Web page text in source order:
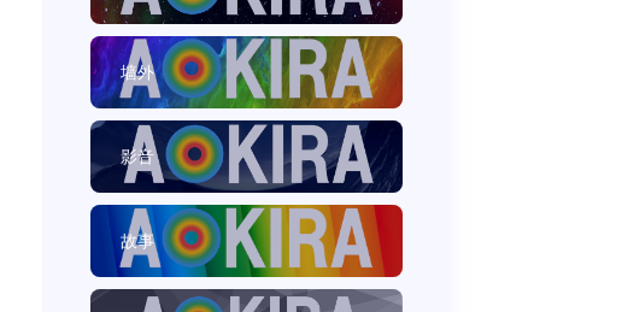
墙外
影音
故事